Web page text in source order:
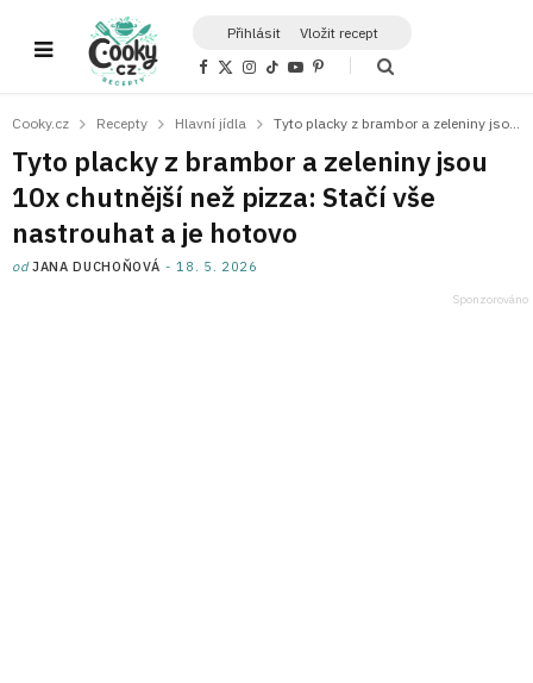
Přihlásit Vložit recept
F
b
o
k
X
i
t
e
r
)
I
a
r
a
m
T
o
Y
u
e
P
e
e
s
t
Cooky.cz Recepty Hlavní jídla
Tyto placky z brambor a zeleniny jsou
10x chutnější než pizza: Stačí vše
nastrouhat a je hotovo
odJANA DUCHOŇOVÁ 18. 5. 2026